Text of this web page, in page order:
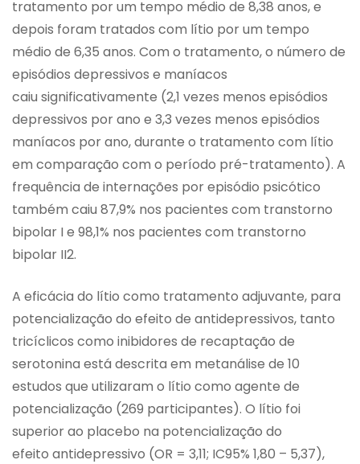
tratamento por um tempo médio de 8,38 anos, e
depois foram tratados com lítio por um tempo
médio de 6,35 anos. Com o tratamento, o número de
episódios depressivos e maníacos
caiu significativamente (2,1 vezes menos episódios
depressivos por ano e 3,3 vezes menos episódios
maníacos por ano, durante o tratamento com lítio
em comparação com o período pré-tratamento). A
frequência de internações por episódio psicótico
também caiu 87,9% nos pacientes com transtorno
bipolar I e 98,1% nos pacientes com transtorno
bipolar II2.
A eficácia do lítio como tratamento adjuvante, para
potencialização do efeito de antidepressivos, tanto
tricíclicos como inibidores de recaptação de
serotonina está descrita em metanálise de 10
estudos que utilizaram o lítio como agente de
potencialização (269 participantes). O lítio foi
superior ao placebo na potencialização do
efeito antidepressivo (OR = 3,11; IC95% 1,80 – 5,37),